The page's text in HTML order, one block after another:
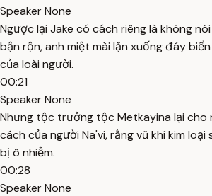
Speaker None
Ngược lại Jake có cách riêng là không
bận rộn, anh miệt mài lặn xuống đáy
của loài người.
00:21
Speaker None
Nhưng tộc trưởng tộc Metkayina lại cho
cách của người Na'vi, rằng vũ khí kim loại
bị ô nhiễm.
00:28
Speaker None